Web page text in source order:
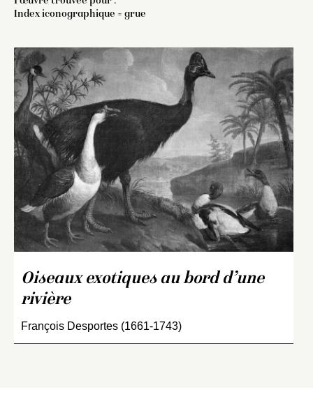
Index iconographique = grue
Oiseaux exotiques au bord d’une
rivière
François Desportes (1661-1743)